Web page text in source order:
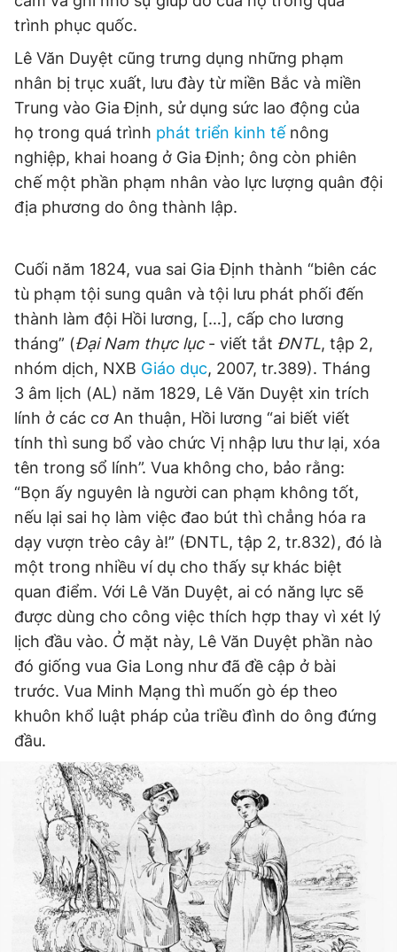
trình phục quốc.
Lê Văn Duyệt cũng trưng dụng những phạm
nhân bị trục xuất, lưu đày từ miền Bắc và miền
Trung vào Gia Định, sử dụng sức lao động của
họ trong quá trình phát triển kinh tế nông
nghiệp, khai hoang ở Gia Định; ông còn phiên
chế một phần phạm nhân vào lực lượng quân đội
địa phương do ông thành lập.
Cuối năm 1824, vua sai Gia Định thành “biên các
tù phạm tội sung quân và tội lưu phát phối đến
thành làm đội Hồi lương, […], cấp cho lương
tháng” (Đại Nam thực lục- viết tắt ĐNTL, tập 2,
nhóm dịch, NXB Giáo dục, 2007, tr.389). Tháng
3 âm lịch (AL) năm 1829, Lê Văn Duyệt xin trích
lính ở các cơ An thuận, Hồi lương “ai biết viết
tính thì sung bổ vào chức Vị nhập lưu thư lại, xóa
tên trong sổ lính”. Vua không cho, bảo rằng:
“Bọn ấy nguyên là người can phạm không tốt,
nếu lại sai họ làm việc đao bút thì chẳng hóa ra
dạy vượn trèo cây à!” (ĐNTL, tập 2, tr.832), đó là
một trong nhiều ví dụ cho thấy sự khác biệt
quan điểm. Với Lê Văn Duyệt, ai có năng lực sẽ
được dùng cho công việc thích hợp thay vì xét lý
lịch đầu vào. Ở mặt này, Lê Văn Duyệt phần nào
đó giống vua Gia Long như đã đề cập ở bài
trước. Vua Minh Mạng thì muốn gò ép theo
khuôn khổ luật pháp của triều đình do ông đứng
đầu.